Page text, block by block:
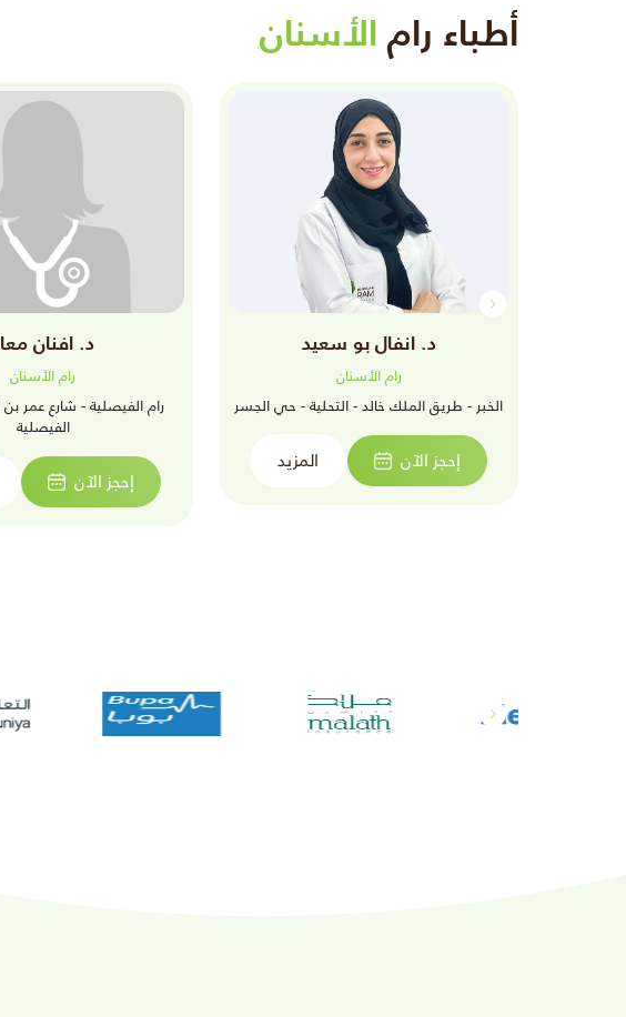
أطباء رامالأسنان
د. انفال بو سعيد
رام الأسنان
الخبر - طريق الملك خالد - التحلية - حي الجسر
إحجز الآن المزيد
د. افنان
رام الأسنان
رام الفيصلية - شارع عمر
الفيصلية
إحجز الآن